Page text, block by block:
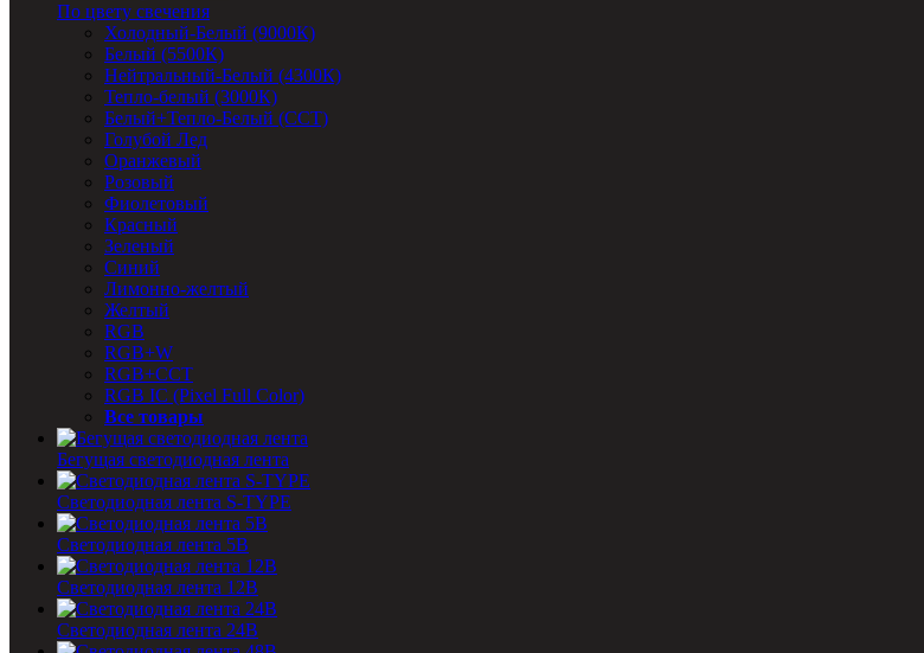
По цвету свечения
Холодный-Белый (9000К)
Белый (5500К)
Нейтральный-Белый (4300К)
Тепло-белый (3000К)
Белый+Тепло-Белый (ССТ)
Голубой Лед
Оранжевый
Розовый
Фиолетовый
Красный
Зеленый
Синий
Лимонно-желтый
Желтый
RGB
RGB+W
RGB+CCT
RGB IC (Pixel Full Color)
Все товары
Бегущая светодиодная лента
Светодиодная лента S-TYPE
Светодиодная лента 5В
Светодиодная лента 12В
Светодиодная лента 24В